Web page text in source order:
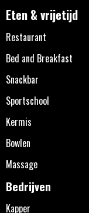
Eten & vrijetijd
Restaurant
Bed and Breakfast
Snackbar
Sportschool
Kermis
Bowlen
Massage
Bedrijven
Kapper